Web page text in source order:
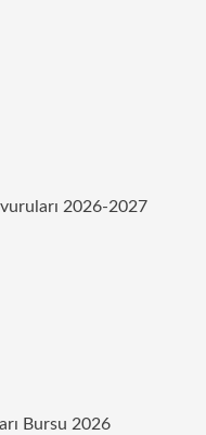
2026-2027
Bursu 2026